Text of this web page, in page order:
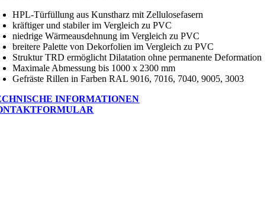
HPL-Türfüllung aus Kunstharz mit Zellulosefasern
kräftiger und stabiler im Vergleich zu PVC
niedrige Wärmeausdehnung im Vergleich zu PVC
breitere Palette von Dekorfolien im Vergleich zu PVC
Struktur TRD ermöglicht Dilatation ohne permanente Deformation
Maximale Abmessung bis 1000 x 2300 mm
Gefräste Rillen in Farben RAL 9016, 7016, 7040, 9005, 3003
INFORMATIONEN